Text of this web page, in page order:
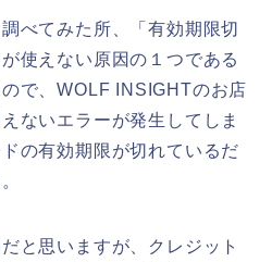
べてみた所、「有効期限切
使えない原因の１つである
で、WOLF INSIGHTのお店
ないエラーが発生してしま
の有効期限が切れているだ
と思いますが、クレジット